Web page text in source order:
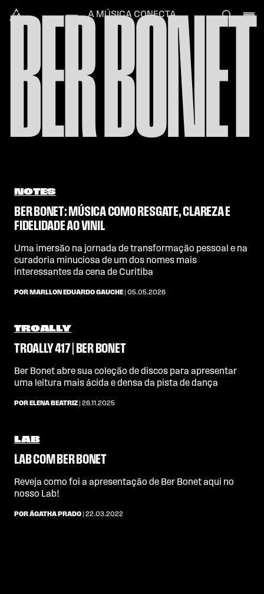
Alataj
A MÚSICA CONECTA
BER BONET
NOTES
BER BONET: MÚSICA COMO RESGATE, CLAREZA E
FIDELIDADE AO VINIL
Uma imersão na jornada de transformação pessoal e na
curadoria minuciosa de um dos nomes mais
interessantes da cena de Curitiba
POR MARLLON EDUARDO GAUCHE | 05.05.2026
TROALLY
TROALLY 417 | BER BONET
Ber Bonet abre sua coleção de discos para apresentar
uma leitura mais ácida e densa da pista de dança
POR ELENA BEATRIZ | 26.11.2025
LAB
LAB COM BER BONET
Reveja como foi a apresentação de Ber Bonet aqui no
nosso Lab!
POR ÁGATHA PRADO | 22.03.2022